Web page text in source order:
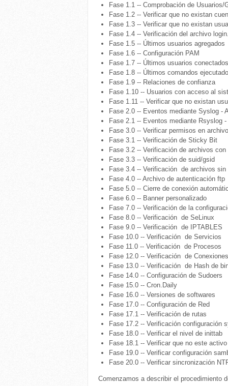
Fase 1.1 -- Comprobación de Usuarios/
Fase 1.2 -- Verificar que no existan
Fase 1.3 -- Verificar que no existan
Fase 1.4 -- Verificación del archivo
Fase 1.5 -- Últimos usuarios agregados
Fase 1.6 -- Configuración PAM
Fase 1.7 -- Últimos usuarios conectados
Fase 1.8 -- Últimos comandos
Fase 1.9 -- Relaciones de confianza
Fase 1.10 -- Usuarios con acceso al
Fase 1.11 -- Verificar que no existan
Fase 2.0 -- Eventos mediante Syslog -
Fase 2.1 -- Eventos mediante Rsyslog
Fase 3.0 -- Verificar permisos en
Fase 3.1 -- Verificación de Sticky Bit
Fase 3.2 -- Verificación de archivos
Fase 3.3 -- Verificación de suid/gsid
Fase 3.4 -- Verificación de archivos sin
Fase 4.0 -- Archivo de autenticación ftp
Fase 5.0 -- Cierre de conexión
Fase 6.0 -- Banner personalizado
Fase 7.0 -- Verificación de la
Fase 8.0 -- Verificación de SeLinux
Fase 9.0 -- Verificación de IPTABLES
Fase 10.0 -- Verificación de Servicios
Fase 11.0 -- Verificación de Procesos
Fase 12.0 -- Verificación de Conexiones
Fase 13.0 -- Verificación de Hash de
Fase 14.0 -- Configuración de Sudoers
Fase 15.0 -- Cron.Daily
Fase 16.0 -- Versiones de softwares
Fase 17.0 -- Configuración de Red
Fase 17.1 -- Verificación de rutas
Fase 17.2 -- Verificación configuración
Fase 18.0 -- Verificar el nivel de inittab
Fase 18.1 -- Verificar que no este
Fase 19.0 -- Verificar configuración
Fase 20.0 -- Verificar sincronización
Comenzamos a describir el procedimiento